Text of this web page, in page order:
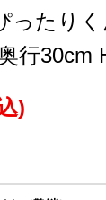
ったり
行30cm
)